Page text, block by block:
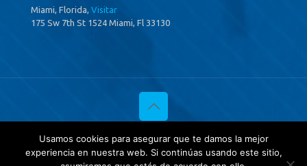
Miami, Florida, Visitar
175 Sw 7th St 1524 Miami, Fl 33130
© 2020 Investigaciones Estratégicas & Asociados. All Rights
Reserved
Política de privacidad
yTratamientos de datos.
Usamos cookies para asegurar que te damos la mejor
experiencia en nuestra web. Si continúas usando este sitio,